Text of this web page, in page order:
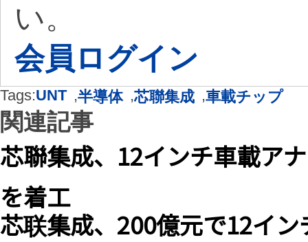
い。
会員ログイン
Tags:UNT ,半導体 ,芯聯集成 ,車載チップ
関連記事
芯聯集成、12インチ車載ア
を着工
芯联集成、200億元で12イ